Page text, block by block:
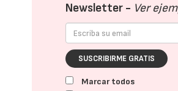
Newsletter - Ver
SUSCRIBIRME GRATIS
Marcar todos